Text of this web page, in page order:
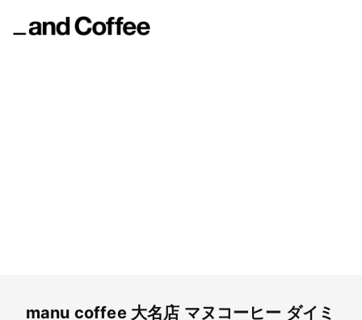
manu coffee 大名店 マヌコーヒー ダイミ